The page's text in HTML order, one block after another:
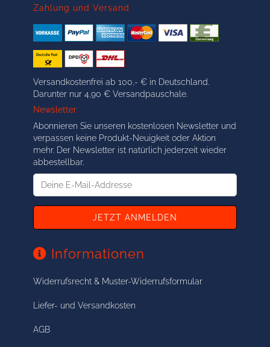
Zahlung und Versand
Versandkostenfrei ab 100,- € in Deutschland.
Darunter nur 4,90 € Versandpauschale.
Newsletter
Abonnieren Sie unseren kostenlosen Newsletter und
verpassen keine Produkt-Neuigkeit oder Aktion
mehr. Der Newsletter ist natürlich jederzeit wieder
abbestellbar.
Deine
Informationen
Widerrufsrecht & Muster-Widerrufsformular
Liefer- und Versandkosten
AGB